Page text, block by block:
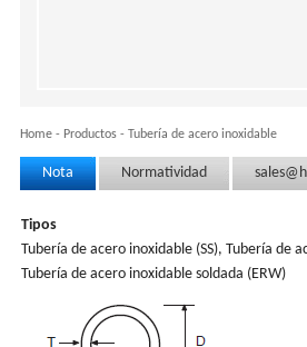
Home- Productos- Tubería de acero inoxidable
Nota Normatividad
Tipos
Tubería de acero inoxidable (SS), Tubería de
Tubería de acero inoxidable soldada (ERW)